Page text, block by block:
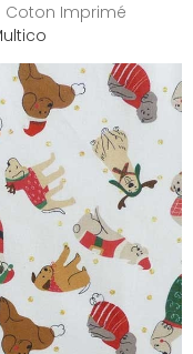
Coton Imprimé